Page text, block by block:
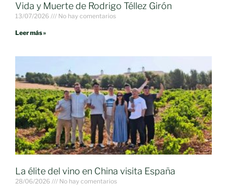
Vida y Muerte de Rodrigo Téllez Girón
13/07/2026 No hay comentarios
Leer más »
La élite del vino en China visita España
28/06/2026 No hay comentarios